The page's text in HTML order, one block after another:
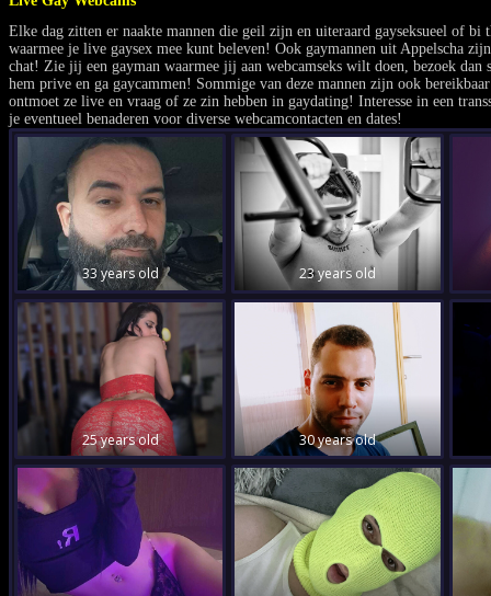
Elke dag zitten er naakte mannen die geil zijn en uiteraard gayseksueel of bi
waarmee je live gaysex mee kunt beleven! Ook gaymannen uit Appelscha
chat! Zie jij een gayman waarmee jij aan webcamseks wilt doen, bezoek dan
hem prive en ga gaycammen! Sommige van deze mannen zijn ook
ontmoet ze live en vraag of ze zin hebben in gaydating! Interesse in een
je eventueel benaderen voor diverse webcamcontacten en dates!